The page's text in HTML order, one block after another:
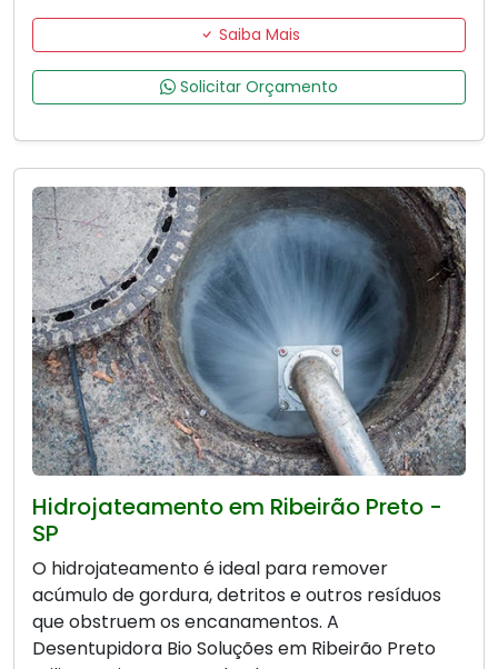
Saiba Mais
Solicitar Orçamento
Hidrojateamento em Ribeirão Preto -
SP
O hidrojateamento é ideal para remover
acúmulo de gordura, detritos e outros resíduos
que obstruem os encanamentos. A
Desentupidora Bio Soluções em Ribeirão Preto